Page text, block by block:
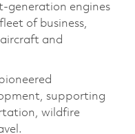
generation engines
of business,
and
supporting
wildfire